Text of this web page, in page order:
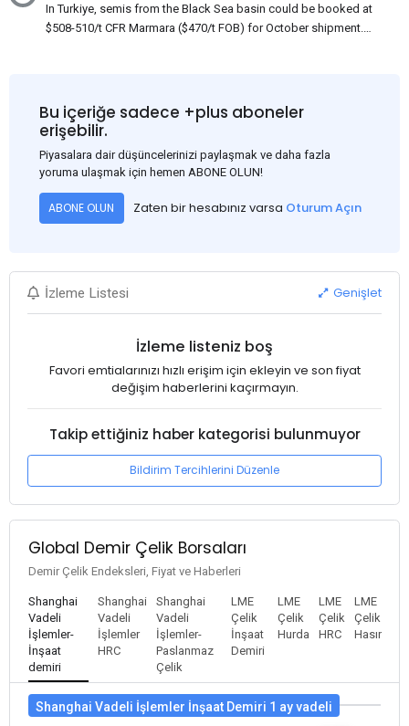
In Turkiye, semis from the Black Sea basin could be booked at
$508-510/t CFR Marmara ($470/t FOB) for October shipment.
market. Information about sales of 15,000-20,000 t at $485/t
CFR around two weeks ago was circulating in the market, but it
could not be confirmed at the time of publication. This was a re-
export of Donbas material provided by a Russian mill.
Bu içeriğe sadece +plus aboneler
erişebilir.
Piyasalara dair düşüncelerinizi paylaşmak ve daha fazla
yoruma ulaşmak için hemen ABONE OLUN!
ABONE OLUN Zaten bir hesabınız varsa Oturum Açın
İzleme Listesi Genişlet
İzleme listeniz boş
Favori emtialarınızı hızlı erişim için ekleyin ve son fiyat
değişim haberlerini kaçırmayın.
Takip ettiğiniz haber kategorisi bulunmuyor
Bildirim Tercihlerini Düzenle
Global Demir Çelik Borsaları
Demir Çelik Endeksleri, Fiyat ve Haberleri
Shanghai
Vadeli
İşlemler-
İnşaat
demiri
Shanghai
Vadeli
İşlemler
HRC
Shanghai
Vadeli
İşlemler-
Paslanmaz
Çelik
LME
Çelik
İnşaat
Demiri
LME
Çelik
Hurda
LME
Çelik
HRC
LME
Çelik
Hasır
Shanghai Vadeli İşlemler İnşaat Demiri 1 ay vadeli